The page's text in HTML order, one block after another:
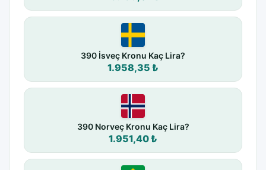
390 İsveç Kronu Kaç Lira?
1.958,35 ₺
390 Norveç Kronu Kaç Lira?
1.951,40 ₺